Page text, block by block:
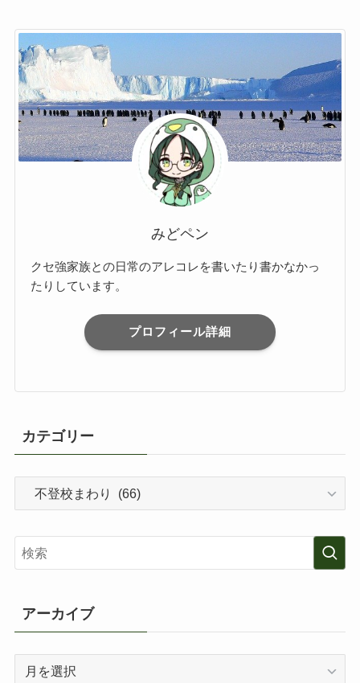
みどペン
クセ強家族との日常のアレコレを書いたり書かなかっ
たりしています。
プロフィール詳細
カテゴリー
リ
ー
アーカイブ